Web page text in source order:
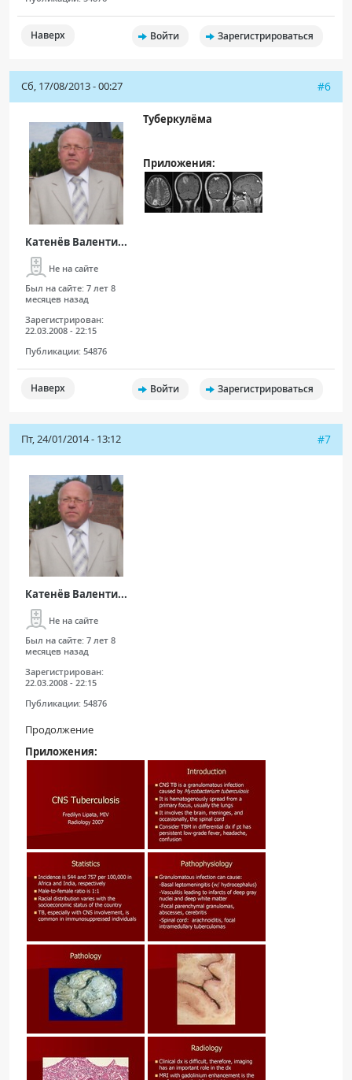
Наверх Войти Зарегистрироваться
Сб, 17/08/2013 - 00:27 #6
Катенёв Валенти...
Не на сайте
Был на сайте: 7 лет 8
месяцев назад
Зарегистрирован:
22.03.2008 - 22:15
Публикации: 54876
Туберкулёма
Приложения:
Наверх Войти Зарегистрироваться
Пт, 24/01/2014 - 13:12 #7
Катенёв Валенти...
Не на сайте
Был на сайте: 7 лет 8
месяцев назад
Зарегистрирован:
22.03.2008 - 22:15
Публикации: 54876
Продолжение
Приложения: